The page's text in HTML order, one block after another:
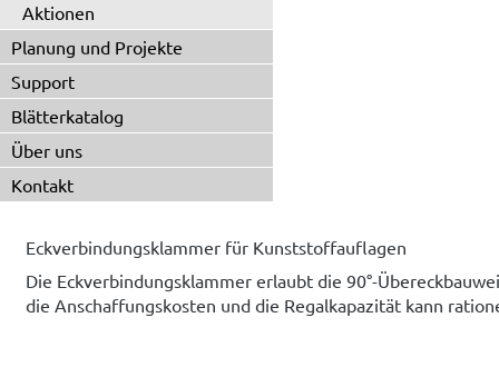
Aktionen
Planung und Projekte
Support
Blätterkatalog
Über uns
Kontakt
Eckverbindungsklammer für Kunststoffauflagen
Die Eckverbindungsklammer erlaubt die 90°-
die Anschaffungskosten und die Regalkapazität kann